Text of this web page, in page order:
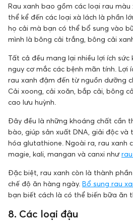
Rau xanh bao gồm các loại rau màu
thể kể đến các loại xà lách là phần
họ cải mà bạn có thể bổ sung vào
mình là bông cải trắng, bông cải
Tất cả đều mang lại nhiều lợi ích
nguy cơ mắc các bệnh mãn tính. Lợi
rau xanh đậm đến từ nguồn dưỡng
Cải xoong, cải xoăn, bắp cải, bông
cao lưu huỳnh.
Đây đều là những khoáng chất cần
bào, giúp sản xuất DNA, giải độc và
hóa glutathione. Ngoài ra, rau xanh
magie, kali, mangan và canxi như
Đặc biệt, rau xanh còn là thành
chế độ ăn hàng ngày. Bổ sung rau
bạn biết cách là có thể biến bữa ăn
8. Các loại đậu